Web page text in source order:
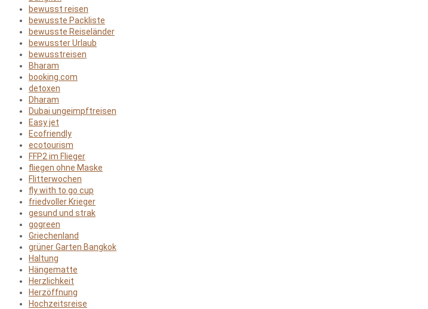
bewusst reisen
bewusste Packliste
bewusste Reiseländer
bewusster Urlaub
bewusstreisen
Bharam
booking.com
detoxen
Dharam
Dubai ungeimpftreisen
Easy jet
Ecofriendly
ecotourism
FFP2 im Flieger
fliegen ohne Maske
Flitterwochen
fly with to go cup
friedvoller Krieger
gesund und strak
gogreen
Griechenland
grüner Garten Bangkok
Haltung
Hängematte
Herzlichkeit
Herzöffnung
Hochzeitsreise